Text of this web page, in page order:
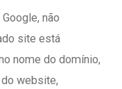
não
site está
nome do domínio,
website,